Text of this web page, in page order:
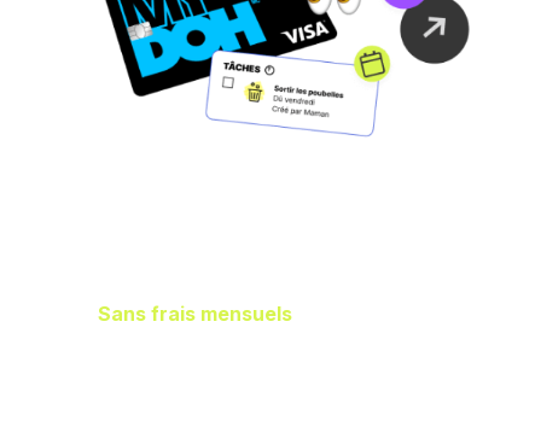
Sans frais mensuels, il vous en reste